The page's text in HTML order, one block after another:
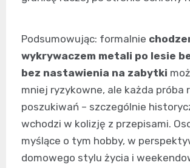
Podsumowując: formalnie
wykrywaczem metali po lesie
bez nastawienia na zabytki
mniej ryzykowne, ale każda próba
poszukiwań – szczególnie
wchodzi w kolizję z przepisami.
myślące o tym hobby, w
domowego stylu życia i